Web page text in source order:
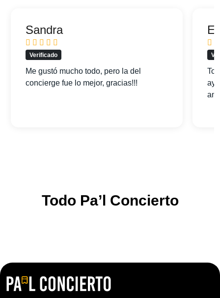
Sandra
Verificado
Me gustó mucho todo, pero la del
concierge fue lo mejor, gracias!!!
Todo Pa’l Concierto